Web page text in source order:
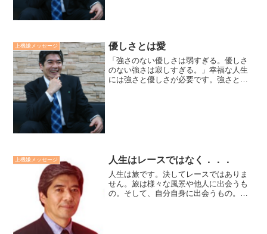
上機嫌メッセージ 優しさとは愛
「強さのない優しさは弱すぎる。優しさ
のない強さは寂しすぎる。」幸福な人生
には強さと優しさが必要です。強さとは
上機嫌メッセージ 人生はレースではなく．．．
人生は旅です。決してレースではありま
せん。旅は様々な風景や他人に出会うも
の。そして、自分自身に出会うもの。自